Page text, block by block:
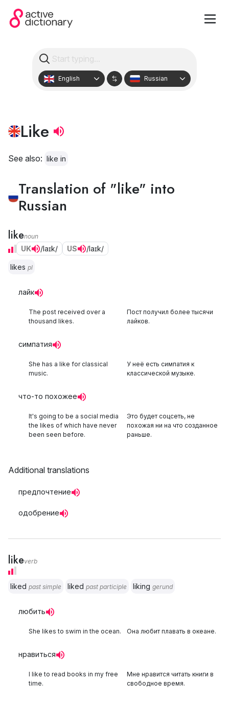
English Russian
Like
See also: like in
Translation of "like" into
Russian
likenoun
UK /laɪk/ US /laɪk/
likes pl
лайк
The post received over a
thousand likes.
Пост получил более тысячи
лайков.
симпатия
She has a like for classical
music.
У неё есть симпатия к
классической музыке.
что-то похожее
It's going to be a social media
the likes of which have never
been seen before.
Это будет соцсеть, не
похожая ни на что созданное
раньше.
Additional translations
предпочтение
одобрение
likeverb
liked past simple liked past participle liking gerund
любить
She likes to swim in the ocean. Она любит плавать в океане.
нравиться
I like to read books in my free
time.
Мне нравится читать книги в
свободное время.